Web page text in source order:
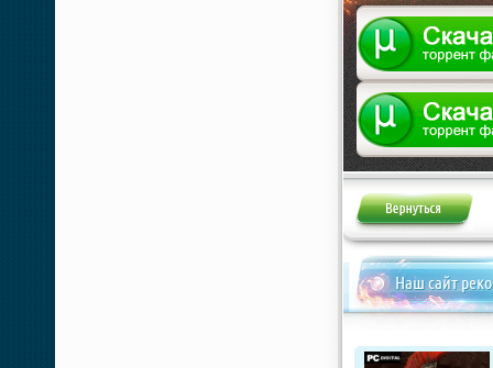
Наш сайт